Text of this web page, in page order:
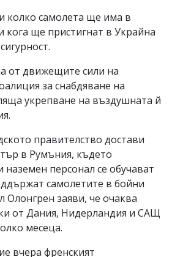
колко самолета ще има в
кога ще пристигнат в Украйна
от движещите сили на
за снабдяване на
укрепване на въздушната й
правителство достави
в Румъния, където
наземен персонал се обучават
самолетите в бойни
Олонгрен заяви, че очаква
от Дания, Нидерландия и САЩ
месеца.
вчера френският